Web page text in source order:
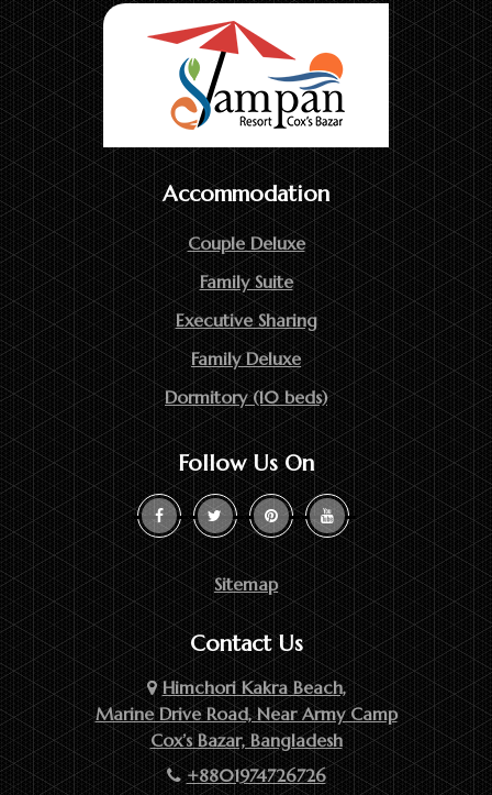
Accommodation
Couple Deluxe
Family Suite
Executive Sharing
Family Deluxe
Dormitory (10 beds)
Follow Us On
Sitemap
Contact Us
Himchori Kakra Beach,
Marine Drive Road, Near Army Camp
Cox’s Bazar, Bangladesh
+8801974726726